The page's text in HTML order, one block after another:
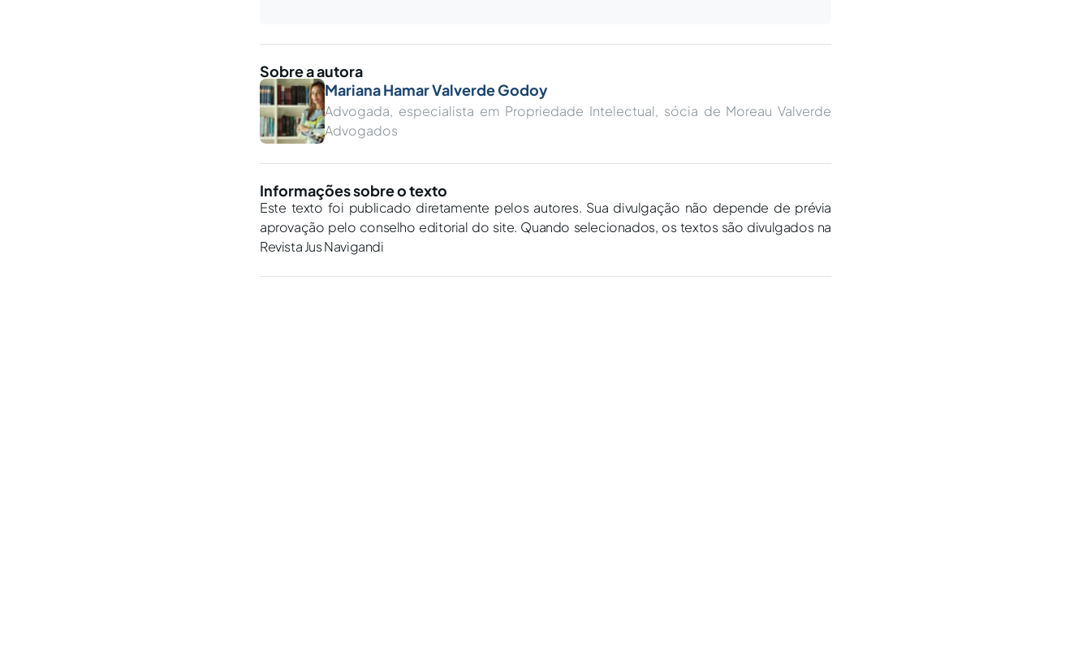
Sobre a autora
Mariana Hamar Valverde Godoy
Advogada, especialista em Propriedade Intelectual, sócia de Moreau Valverde
Advogados
Informações sobre o texto
Este texto foi publicado diretamente pelos autores. Sua divulgação não depende de prévia
aprovação pelo conselho editorial do site. Quando selecionados, os textos são divulgados na
Revista Jus Navigandi